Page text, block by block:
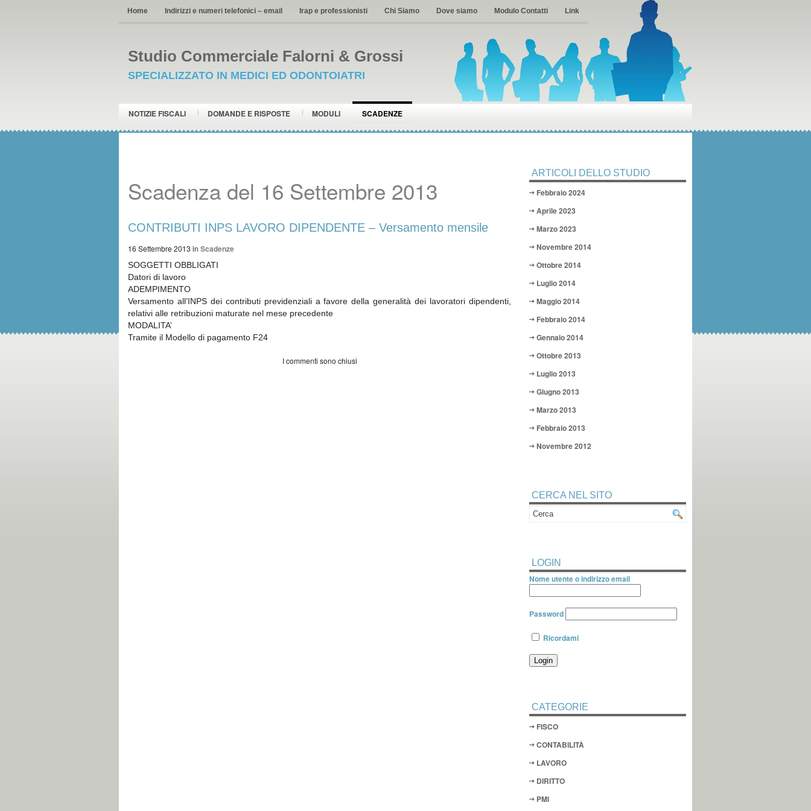
Home Indirizzi e numeri telefonici – email Irap e professionisti Chi Siamo Dove siamo Modulo Contatti Link
Studio Commerciale Falorni & Grossi
SPECIALIZZATO IN MEDICI ED ODONTOIATRI
NOTIZIE FISCALI DOMANDE E RISPOSTE MODULI SCADENZE
Scadenza del 16 Settembre 2013
CONTRIBUTI INPS LAVORO DIPENDENTE – Versamento mensile
16 Settembre 2013 in Scadenze
SOGGETTI OBBLIGATI
Datori di lavoro
ADEMPIMENTO
Versamento all’INPS dei contributi previdenziali a favore della generalità dei lavoratori dipendenti,
relativi alle retribuzioni maturate nel mese precedente
MODALITA’
Tramite il Modello di pagamento F24
I commenti sono chiusi
ARTICOLI DELLO STUDIO
Febbraio 2024
Aprile 2023
Marzo 2023
Novembre 2014
Ottobre 2014
Luglio 2014
Maggio 2014
Febbraio 2014
Gennaio 2014
Ottobre 2013
Luglio 2013
Giugno 2013
Marzo 2013
Febbraio 2013
Novembre 2012
CERCA NEL SITO
LOGIN
Nome utente o indirizzo email
Password
Ricordami
CATEGORIE
FISCO
CONTABILITÀ
LAVORO
DIRITTO
PMI